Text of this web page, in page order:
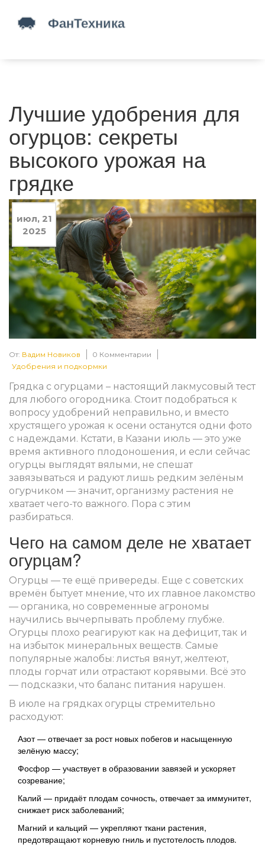
Лучшие удобрения для
огурцов: секреты
высокого урожая на
грядке
июл, 21
2025
От: Вадим Новиков
0 Комментарии
Удобрения и подкормки
Грядка с огурцами – настоящий лакмусовый тест
для любого огородника. Стоит подобраться к
вопросу удобрений неправильно, и вместо
хрустящего урожая к осени останутся одни фото
с надеждами. Кстати, в Казани июль — это уже
время активного плодоношения, и если сейчас
огурцы выглядят вялыми, не спешат
завязываться и радуют лишь редким зелёным
огурчиком — значит, организму растения не
хватает чего-то важного. Пора с этим
разбираться.
Чего на самом деле не хватает
огурцам?
Огурцы — те ещё привереды. Еще с советских
времён бытует мнение, что их главное лакомство
— органика, но современные агрономы
научились вычерпывать проблему глубже.
Огурцы плохо реагируют как на дефицит, так и
на избыток минеральных веществ. Самые
популярные жалобы: листья вянут, желтеют,
плоды горчат или отрастают корявыми. Всё это
— подсказки, что баланс питания нарушен.
В июле на грядках огурцы стремительно
расходуют:
Азот — отвечает за рост новых побегов и насыщенную
зелёную массу;
Фосфор — участвует в образовании завязей и ускоряет
созревание;
Калий — придаёт плодам сочность, отвечает за иммунитет,
снижает риск заболеваний;
Магний и кальций — укрепляют ткани растения,
предотвращают корневую гниль и пустотелость плодов.